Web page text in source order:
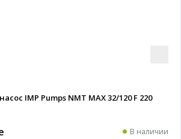
IMP Pumps NMT MAX 32/120 F 220
В наличии